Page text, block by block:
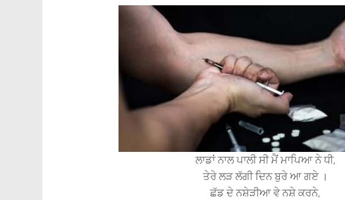
ਲਾਡਾਂ ਨਾਲ ਪਾਲੀ ਸੀ ਮੈਂ ਮਾਪਿਆ ਨੇ ਧੀ,
ਤੇਰੇ ਲੜ ਲੱਗੀ ਦਿਨ ਬੁਰੇ ਆ ਗਏ ।
ਛੱਡ ਦੇ ਨਸ਼ੇੜੀਆ ਵੇ ਨਸ਼ੇ ਕਰਨੇ,